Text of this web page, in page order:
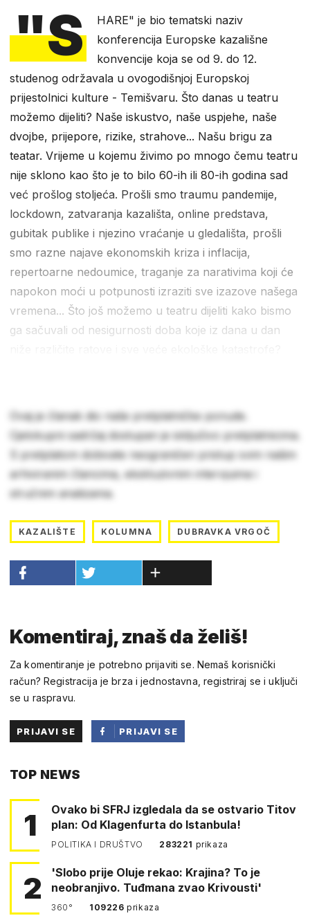
"S
HARE" je bio tematski naziv
konferencija Europske kazališne
konvencije koja se od 9. do 12.
studenog održavala u ovogodišnjoj Europskoj
prijestolnici kulture - Temišvaru. Što danas u teatru
možemo dijeliti? Naše iskustvo, naše uspjehe, naše
dvojbe, prijepore, rizike, strahove... Našu brigu za
teatar. Vrijeme u kojemu živimo po mnogo čemu teatru
nije sklono kao što je to bilo 60-ih ili 80-ih godina sad
već prošlog stoljeća. Prošli smo traumu pandemije,
lockdown, zatvaranja kazališta, online predstava,
gubitak publike i njezino vraćanje u gledališta, prošli
smo razne najave ekonomskih kriza i inflacija,
repertoarne nedoumice, traganje za narativima koji će
napokon moći u potpunosti izraziti sve izazove našega
vremena... Što još možemo u teatru dijeliti kako bismo
ga sačuvali od nesigurnosti doba koje iz dana u dan
Ovaj je članak dio naše pretplatničke ponude.
Cjelokupni sadržaj dostupan je isključivo pretplatnicima.
S pretplatom dobivate neograničen pristup svim našim
arhiviranim člancima, ekskluzivnim intervjuima i
stručnim analizama.
KAZALIŠTE KOLUMNA DUBRAVKA VRGOČ
Komentiraj, znaš da želiš!
Za komentiranje je potrebno prijaviti se. Nemaš korisnički
račun? Registracija je brza i jednostavna, registriraj se i uključi
se u raspravu.
PRIJAVI SE
PRIJAVI SE
TOP NEWS
1
Ovako bi SFRJ izgledala da se ostvario Titov
plan: Od Klagenfurta do Istanbula!
POLITIKA I DRUŠTVO 283221 prikaza
2
'Slobo prije Oluje rekao: Krajina? To je
neobranjivo. Tuđmana zvao Krivousti'
360° 109226prikaza